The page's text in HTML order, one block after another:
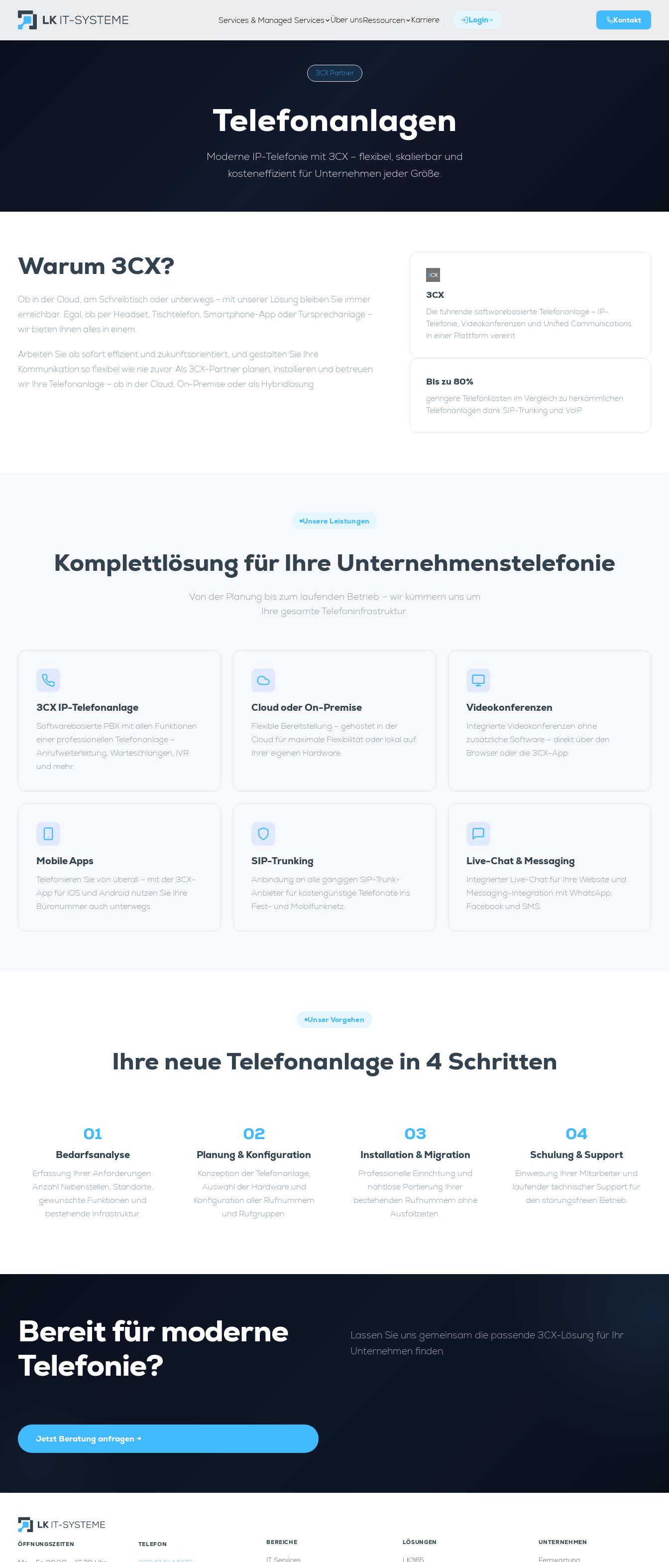
Services & Managed Services Über unsRessourcen Karriere Login Kontakt
3CX Partner
Telefonanlagen
Moderne IP-Telefonie mit 3CX – flexibel, skalierbar und
kosteneffizient für Unternehmen jeder Größe.
Warum 3CX?
Ob in der Cloud, am Schreibtisch oder unterwegs – mit unserer Lösung bleiben Sie immer
erreichbar. Egal, ob per Headset, Tischtelefon, Smartphone-App oder Türsprechanlage –
wir bieten Ihnen alles in einem.
Arbeiten Sie ab sofort effizient und zukunftsorientiert, und gestalten Sie Ihre
Kommunikation so flexibel wie nie zuvor. Als 3CX-Partner planen, installieren und betreuen
wir Ihre Telefonanlage – ob in der Cloud, On-Premise oder als Hybridlösung.
3CX
Die führende softwarebasierte Telefonanlage – IP-
Telefonie, Videokonferenzen und Unified Communications
in einer Plattform vereint.
Bis zu 80%
geringere Telefonkosten im Vergleich zu herkömmlichen
Telefonanlagen dank SIP-Trunking und VoIP.
Unsere Leistungen
Komplettlösung für Ihre Unternehmenstelefonie
Von der Planung bis zum laufenden Betrieb – wir kümmern uns um
Ihre gesamte Telefoninfrastruktur.
3CX IP-Telefonanlage
Softwarebasierte PBX mit allen Funktionen
einer professionellen Telefonanlage –
Anrufweiterleitung, Warteschlangen, IVR
und mehr.
Cloud oder On-Premise
Flexible Bereitstellung – gehostet in der
Cloud für maximale Flexibilität oder lokal auf
Ihrer eigenen Hardware.
Videokonferenzen
Integrierte Videokonferenzen ohne
zusätzliche Software – direkt über den
Browser oder die 3CX-App.
Mobile Apps
Telefonieren Sie von überall – mit der 3CX-
App für iOS und Android nutzen Sie Ihre
Büronummer auch unterwegs.
SIP-Trunking
Anbindung an alle gängigen SIP-Trunk-
Anbieter für kostengünstige Telefonate ins
Fest- und Mobilfunknetz.
Live-Chat & Messaging
Integrierter Live-Chat für Ihre Website und
Messaging-Integration mit WhatsApp,
Facebook und SMS.
Unser Vorgehen
Ihre neue Telefonanlage in 4 Schritten
01
Bedarfsanalyse
Erfassung Ihrer Anforderungen:
Anzahl Nebenstellen, Standorte,
gewünschte Funktionen und
bestehende Infrastruktur.
02
Planung & Konfiguration
Konzeption der Telefonanlage,
Auswahl der Hardware und
Konfiguration aller Rufnummern
und Rufgruppen.
03
Installation & Migration
Professionelle Einrichtung und
nahtlose Portierung Ihrer
bestehenden Rufnummern ohne
Ausfallzeiten.
04
Schulung & Support
Einweisung Ihrer Mitarbeiter und
laufender technischer Support für
den störungsfreien Betrieb.
Bereit für moderne
Telefonie?
Lassen Sie uns gemeinsam die passende 3CX-Lösung für Ihr
Unternehmen finden.
Jetzt Beratung anfragen →
ÖFFNUNGSZEITEN TELEFON BEREICHE
IT Services
LÖSUNGEN
LK365
UNTERNEHMEN
Fernwartung